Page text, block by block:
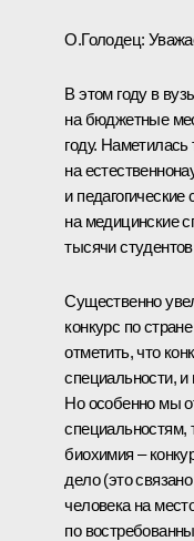
О.Голодец:
В этом году в
на бюджетные
году. Наметилась
на
и
на медицинские
тысячи
Существенно
конкурс по
отметить, что
специальности, и
Но особенно мы
специальностям,
биохимия –
дело (это
человека на
по